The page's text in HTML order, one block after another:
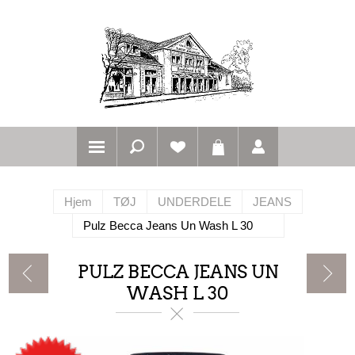
Hjem TØJ UNDERDELE
JEANS
Pulz Becca Jeans Un Wash L 30
PULZ BECCA JEANS UN
WASH L 30